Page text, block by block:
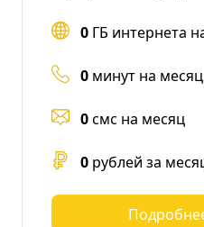
0 ГБ интернета
0 минут на месяц
0смс на месяц
0 рублей за